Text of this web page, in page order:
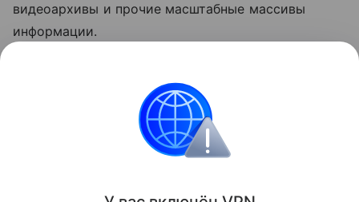
видеоархивы и прочие масштабные массивы
информации.
разработке энергоэффективной скоростной альте